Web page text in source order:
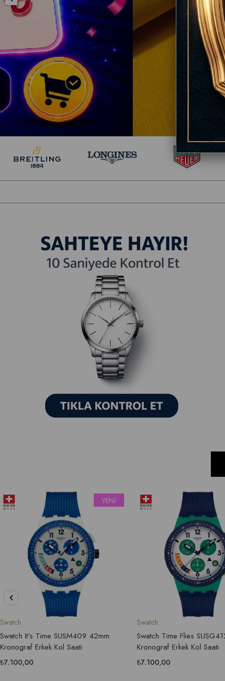
SUSM409 42mm
Kol Saati
YENI
ÜRÜN
Swatch Time Flies SUSG412 42mm
Kronograf Erkek Kol Saati
YENI
ÜRÜN